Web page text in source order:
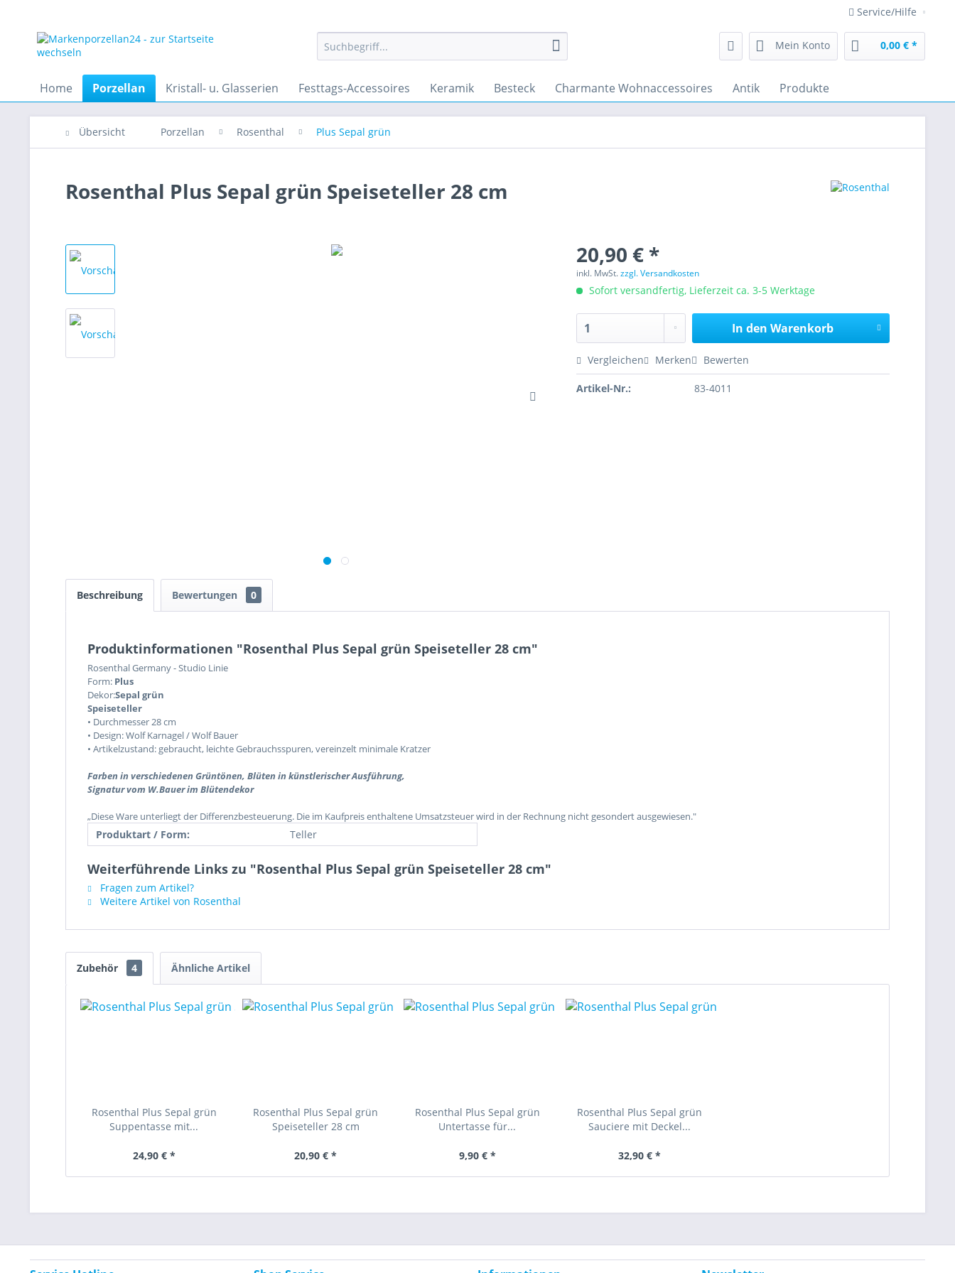
Service/Hilfe
Mein Konto 0,00 € *
Home Porzellan Kristall- u. Glasserien Festtags-Accessoires Keramik Besteck Charmante Wohnaccessoires Antik Produkte
Übersicht Porzellan Rosenthal Plus Sepal grün
Rosenthal Plus Sepal grün Speiseteller 28 cm
20,90 € *
inkl. MwSt.zzgl. Versandkosten
Sofort versandfertig, Lieferzeit ca. 3-5 Werktage
In den Warenkorb
Vergleichen Merken Bewerten
Artikel-Nr.: 83-4011
Beschreibung Bewertungen 0
Produktinformationen "Rosenthal Plus Sepal grün Speiseteller 28 cm"
Rosenthal Germany - Studio Linie
Form: Plus
Dekor:Sepal grün
Speiseteller
• Durchmesser 28 cm
• Design: Wolf Karnagel / Wolf Bauer
• Artikelzustand: gebraucht, leichte Gebrauchsspuren, vereinzelt minimale Kratzer
Farben in verschiedenen Grüntönen, Blüten in künstlerischer Ausführung,
Signatur vom W.Bauer im Blütendekor
„Diese Ware unterliegt der Differenzbesteuerung. Die im Kaufpreis enthaltene Umsatzsteuer wird in der Rechnung nicht gesondert ausgewiesen."
Produktart / Form: Teller
Weiterführende Links zu "Rosenthal Plus Sepal grün Speiseteller 28 cm"
Fragen zum Artikel?
Weitere Artikel von Rosenthal
Zubehör 4 Ähnliche Artikel
Rosenthal Plus Sepal grün
Suppentasse mit...
24,90 € *
Rosenthal Plus Sepal grün
Speiseteller 28 cm
20,90 € *
Rosenthal Plus Sepal grün
Untertasse für...
9,90 € *
Rosenthal Plus Sepal grün
Sauciere mit Deckel...
32,90 € *